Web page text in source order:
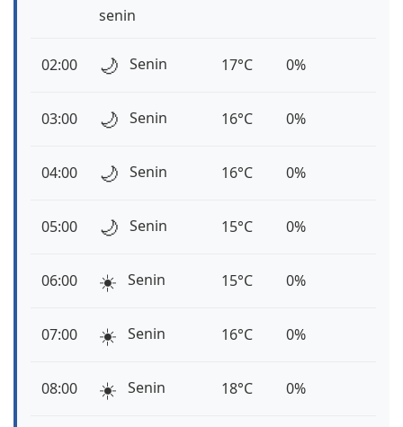
senin
02:00 🌙 Senin 17°C 0%
03:00 🌙 Senin 16°C 0%
04:00 🌙 Senin 16°C 0%
05:00 🌙 Senin 15°C 0%
06:00 ☀️ Senin 15°C 0%
07:00 ☀️ Senin 16°C 0%
08:00 ☀️ Senin 18°C 0%